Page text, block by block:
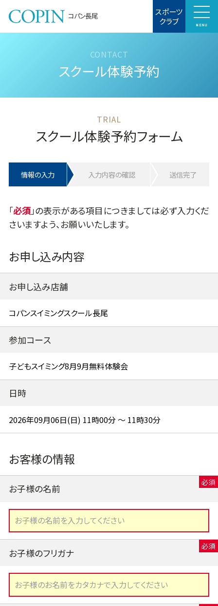
コパン長尾 スポーツ
クラブ MENU
スクール体験予約
スクール体験予約フォーム
情報の入力 入力内容の確認 送信完了
「
」の表示がある項目につきましては必ず入力くだ
さいますよう、お願いいたします。
お申し込み内容
お申し込み店舗
参加コース
日時
お客様の情報
お子様の名前
お子様のフリガナ